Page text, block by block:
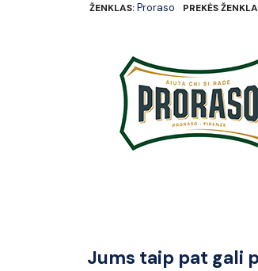
ŽENKLAS:Proraso PREKĖS
Jums taip pat gali